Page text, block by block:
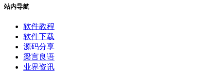
站内导航
软件教程
软件下载
源码分享
梁言良语
业界资讯